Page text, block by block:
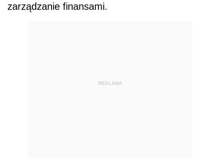
zarządzanie finansami.
REKLAMA